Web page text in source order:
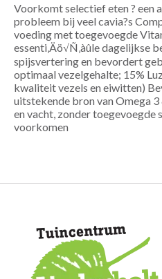
Voorkomt selectief eten ? een
probleem bij veel cavia?s
voeding met toegevoegde
essenti‚Äö√Ñ‚àûle dagelijkse
spijsvertering en bevordert
optimaal vezelgehalte; 15%
kwaliteit vezels en eiwitten)
uitstekende bron van Omega 3
en vacht, zonder toegevoegde
voorkomen